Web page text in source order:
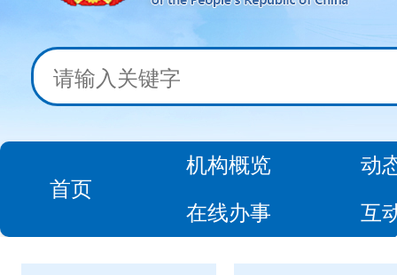
首页
机构概览
动
在线办事
互